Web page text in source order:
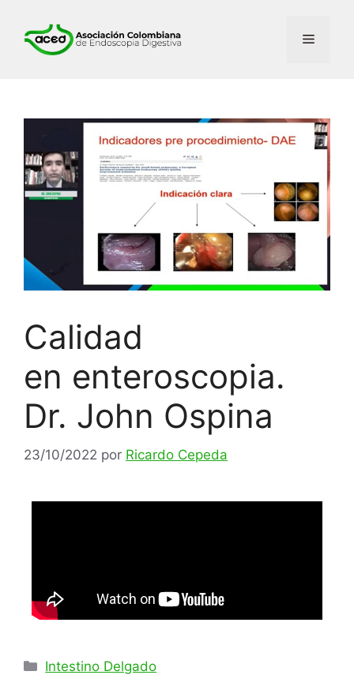
Calidad
en enteroscopia.
Dr. John Ospina
23/10/2022 por Ricardo Cepeda
Intestino Delgado